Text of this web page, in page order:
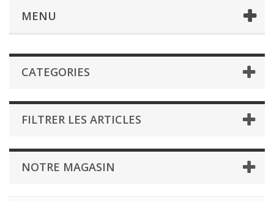
MENU
CATEGORIES
FILTRER LES ARTICLES
NOTRE MAGASIN